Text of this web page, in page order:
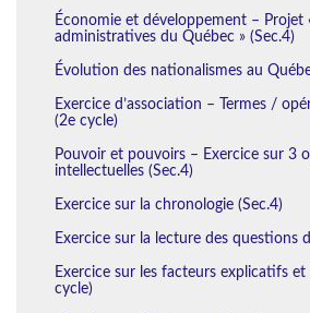
Économie et développement – Projet
administratives du Québec » (Sec.4)
Évolution des nationalismes au
Exercice d’association – Termes /
(2e cycle)
Pouvoir et pouvoirs – Exercice sur 3
intellectuelles (Sec.4)
Exercice sur la chronologie (Sec.4)
Exercice sur la lecture des questions
Exercice sur les facteurs explicatifs et
cycle)